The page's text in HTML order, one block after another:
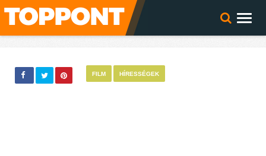
FILM HÍRESSÉGEK